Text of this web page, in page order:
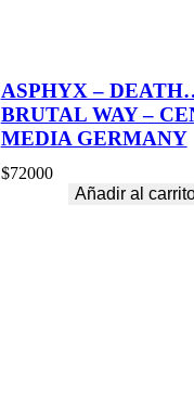
ASPHYX –
BRUTAL WAY –
MEDIA GERMANY
$72000
Añadir al